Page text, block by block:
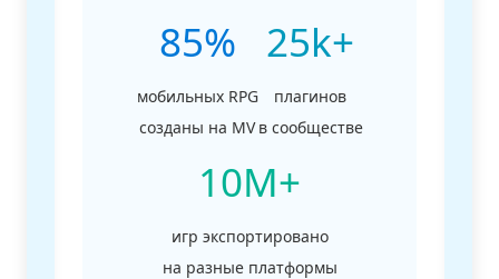
85%
мобильных RPG
созданы на MV
25k+
плагинов
в сообществе
10M+
игр экспортировано
на разные платформы